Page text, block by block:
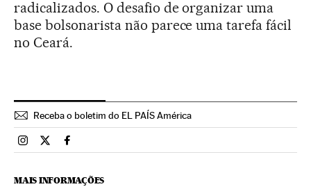
radicalizados. O desafio de organizar uma
base bolsonarista não parece uma tarefa fácil
no Ceará.
Receba o boletim do EL PAÍS América
Brasil El País Brasil en Instagram
Brasil El País Brasil en Twitter
Brasil El País Brasil en Facebook
MAIS INFORMAÇÕES